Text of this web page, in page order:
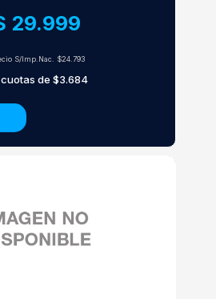
29.999
S/Imp.Nac. $24.793
de $3.684